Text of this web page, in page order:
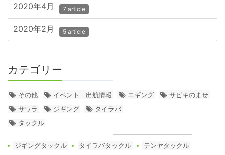
2020年4月 7 article
2020年2月 5 article
カテゴリー
その他 イベント 出航情報 エギング
サビキのませ
サワラ
ジギング
タイラバ
タックル
ジギングタックル タイラバタックル テンヤタックル